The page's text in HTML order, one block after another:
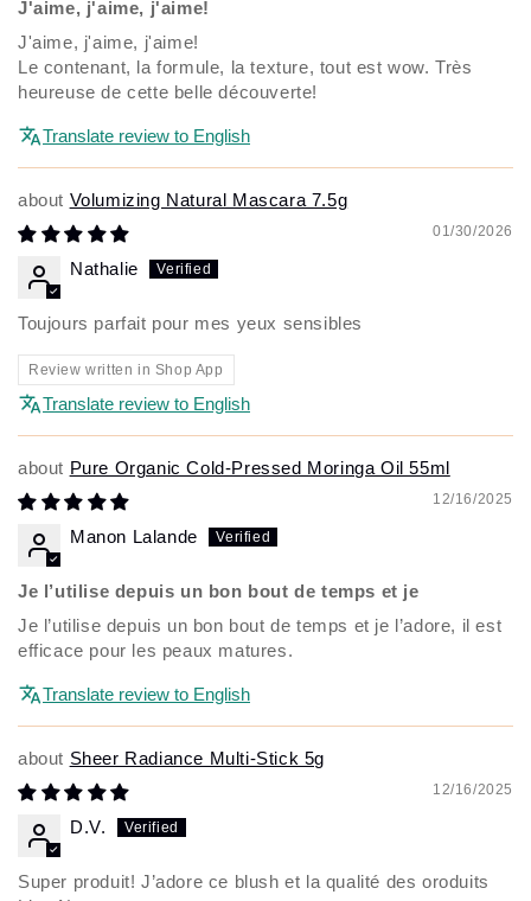
J'aime, j'aime, j'aime!
J'aime, j'aime, j'aime!
Le contenant, la formule, la texture, tout est wow. Très
heureuse de cette belle découverte!
Translate review to English
Volumizing Natural Mascara 7.5g
01/30/2026
Nathalie
Toujours parfait pour mes yeux sensibles
Review written in Shop App
Translate review to English
Pure Organic Cold-Pressed Moringa Oil 55ml
12/16/2025
Manon Lalande
Je l’utilise depuis un bon bout de temps et je
Je l’utilise depuis un bon bout de temps et je l’adore, il est
efficace pour les peaux matures.
Translate review to English
Sheer Radiance Multi-Stick 5g
12/16/2025
D.V.
Super produit! J’adore ce blush et la qualité des oroduits